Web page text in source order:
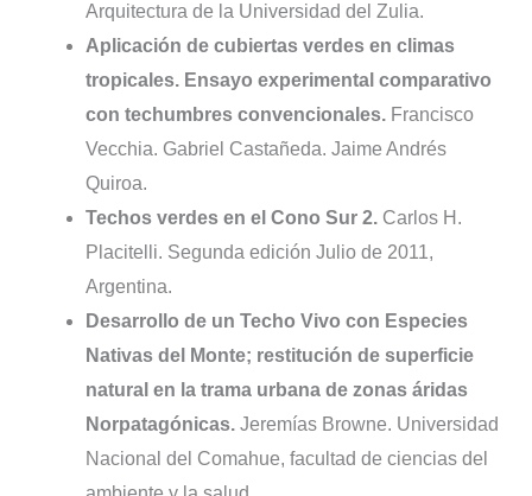
Arquitectura de la Universidad del Zulia.
Aplicación de cubiertas verdes en climas
tropicales. Ensayo experimental comparativo
con techumbres convencionales. Francisco
Vecchia. Gabriel Castañeda. Jaime Andrés
Quiroa.
Techos verdes en el Cono Sur 2. Carlos H.
Placitelli. Segunda edición Julio de 2011,
Argentina.
Desarrollo de un Techo Vivo con Especies
Nativas del Monte; restitución de superficie
natural en la trama urbana de zonas áridas
Norpatagónicas. Jeremías Browne. Universidad
Nacional del Comahue, facultad de ciencias del